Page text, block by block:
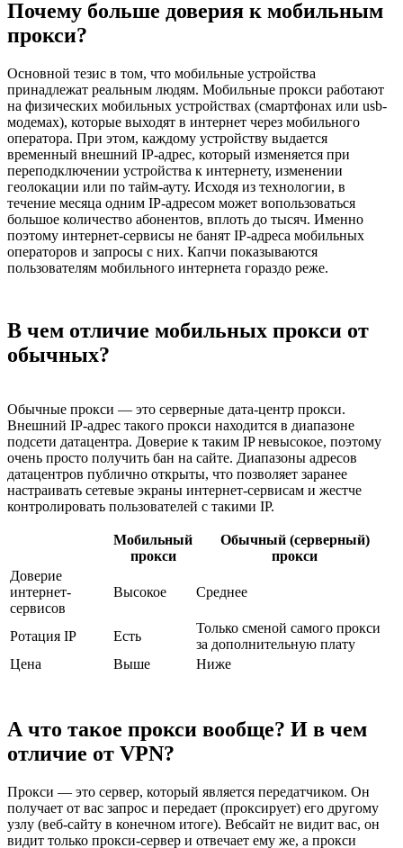
Почему больше доверия к мобильным
прокси?
Основной тезис в том, что мобильные устройства
принадлежат реальным людям. Мобильные прокси работают
на физических мобильных устройствах (смартфонах или usb-
модемах), которые выходят в интернет через мобильного
оператора. При этом, каждому устройству выдается
временный внешний IP-адрес, который изменяется при
переподключении устройства к интернету, изменении
геолокации или по тайм-ауту. Исходя из технологии, в
течение месяца одним IP-адресом может вопользоваться
большое количество абонентов, вплоть до тысяч. Именно
поэтому интернет-сервисы не банят IP-адреса мобильных
операторов и запросы с них. Капчи показываются
пользователям мобильного интернета гораздо реже.
В чем отличие мобильных прокси от
обычных?
Обычные прокси — это серверные дата-центр прокси.
Внешний IP-адрес такого прокси находится в диапазоне
подсети датацентра. Доверие к таким IP невысокое, поэтому
очень просто получить бан на сайте. Диапазоны адресов
датацентров публично открыты, что позволяет заранее
настраивать сетевые экраны интернет-сервисам и жестче
контролировать пользователей с такими IP.
Мобильный
прокси
Обычный (серверный)
прокси
Доверие
интернет-
сервисов
Высокое Среднее
Ротация IP Есть
Только сменой самого прокси
за дополнительную плату
Цена
Выше Ниже
А что такое прокси вообще? И в чем
отличие от VPN?
Прокси — это сервер, который является передатчиком. Он
получает от вас запрос и передает (проксирует) его другому
узлу (веб-сайту в конечном итоге). Вебсайт не видит вас, он
видит только прокси-сервер и отвечает ему же, а прокси